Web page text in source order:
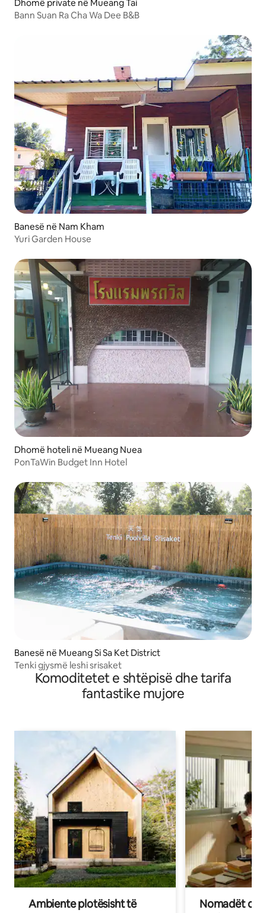
Dhomë private në Mueang Tai
Bann Suan Ra Cha Wa Dee B&B
Banesë në Nam Kham
Yuri Garden House
Dhomë hoteli në Mueang Nuea
PonTaWin Budget Inn Hotel
Banesë në Mueang Si Sa Ket District
Tenki gjysmë leshi srisaket
Komoditetet e shtëpisë dhe tarifa
fantastike mujore
Ambiente plotësisht të
Nomadët